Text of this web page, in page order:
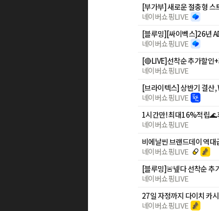
[부가부] 새로운 절충형 스
네이버쇼핑LIVE
네이버쇼핑LIVE
네이버쇼핑LIVE
[브라이텍스] 상반기 결산,
네이버쇼핑LIVE
1시간만! 최대16%적립🌊
네이버쇼핑LIVE
네이버쇼핑LIVE
네이버쇼핑LIVE
네이버쇼핑LIVE